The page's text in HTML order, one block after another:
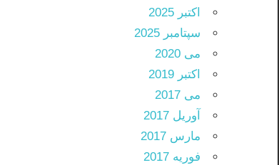
اکتبر 2025
سپتامبر 2025
می 2020
اکتبر 2019
می 2017
آوریل 2017
مارس 2017
فوریه 2017